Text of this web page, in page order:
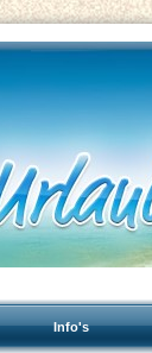
Info's